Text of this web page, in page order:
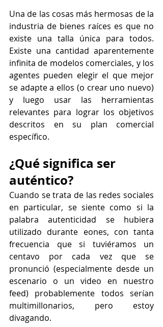
Una de las cosas más hermosas de la
industria de bienes raíces es que no
existe una talla única para todos.
Existe una cantidad aparentemente
infinita de modelos comerciales, y los
agentes pueden elegir el que mejor
se adapte a ellos (o crear uno nuevo)
y luego usar las herramientas
relevantes para lograr los objetivos
descritos en su plan comercial
específico.
¿Qué significa ser
auténtico?
Cuando se trata de las redes sociales
en particular, se siente como si la
palabra autenticidad se hubiera
utilizado durante eones, con tanta
frecuencia que si tuviéramos un
centavo por cada vez que se
pronunció (especialmente desde un
escenario o un video en nuestro
feed) probablemente todos serían
multimillonarios, pero estoy
divagando.